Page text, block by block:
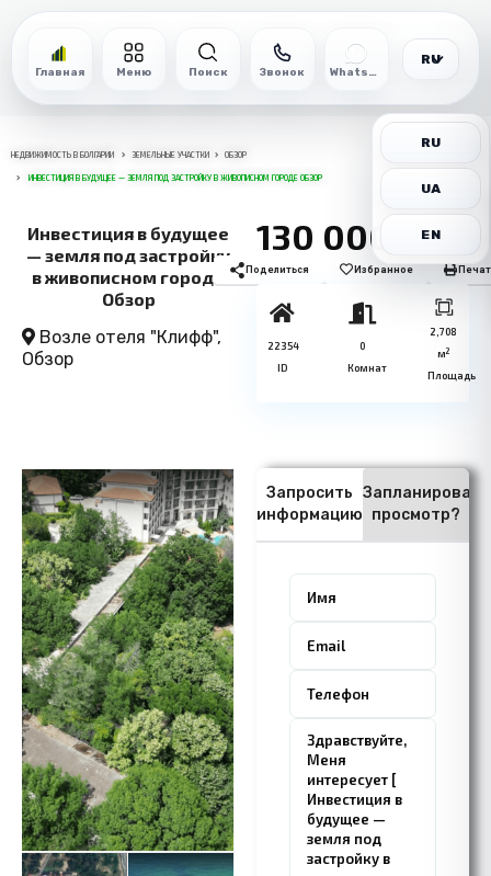
Главная Меню Поиск Звонок WhatsApp
RU
RU
UA
EN
НЕДВИЖИМОСТЬ В БОЛГАРИИ ЗЕМЕЛЬНЫЕ УЧАСТКИ ОБЗОР
ИНВЕСТИЦИЯ В БУДУЩЕЕ — ЗЕМЛЯ ПОД ЗАСТРОЙКУ В ЖИВОПИСНОМ ГОРОДЕ ОБЗОР
Инвестиция в будущее
— земля под застройку
в живописном городе
Обзор
Возле отеля "Клифф",
Обзор
130 000€
Поделиться Избранное
22354
ID
0
Комнат
2,708
м2
Площадь
Запросить
информацию
Запланировать
просмотр?